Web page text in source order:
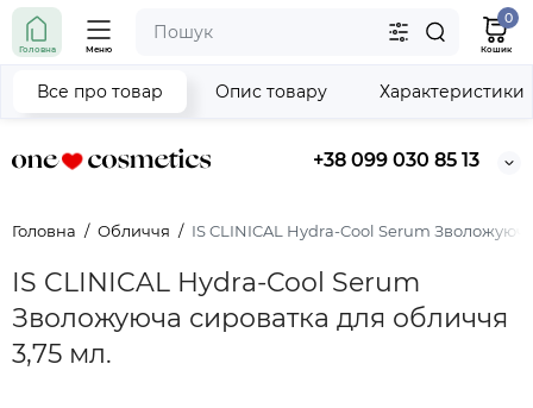
+38 099 030 85 13
Головна Меню
0
Кошик
Головна Обличчя IS CLINICAL Hydra-Cool Serum
IS CLINICAL Hydra-Cool Serum
Зволожуюча сироватка для обличчя
3,75 мл.
Все про товар Опис товару Характеристики